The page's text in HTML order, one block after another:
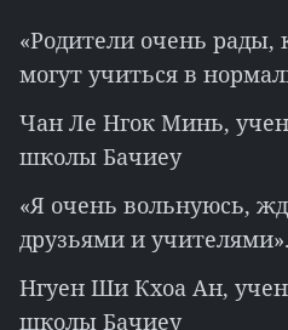
«Родители очень рады,
могут учиться в
Чан Ле Нгок Минь,
школы Бачиеу
«Я очень вольнуюсь,
друзьями и учителями».
Нгуен Ши Кхоа Ан,
школы Бачиеу